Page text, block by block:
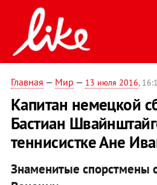
Главная — Мир — 13 июля 2016,
Капитан немецкой
Бастиан
теннисистке Ане
Знаменитые спорстмены